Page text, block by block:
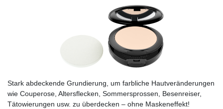
Stark abdeckende Grundierung, um farbliche Hautveränderungen
wie Couperose, Altersflecken, Sommersprossen, Besenreiser,
Tätowierungen usw. zu überdecken – ohne Maskeneffekt!